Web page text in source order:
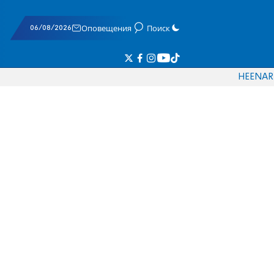
06/08/2026 Оповещения Поиск
HEENAR